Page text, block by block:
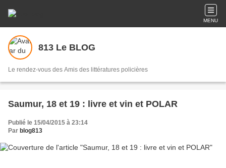
MENU
813 Le BLOG
Le rendez-vous des Amis des littératures policières
Saumur, 18 et 19 : livre et vin et POLAR
Publié le 15/04/2015 à 23:14
Par blog813